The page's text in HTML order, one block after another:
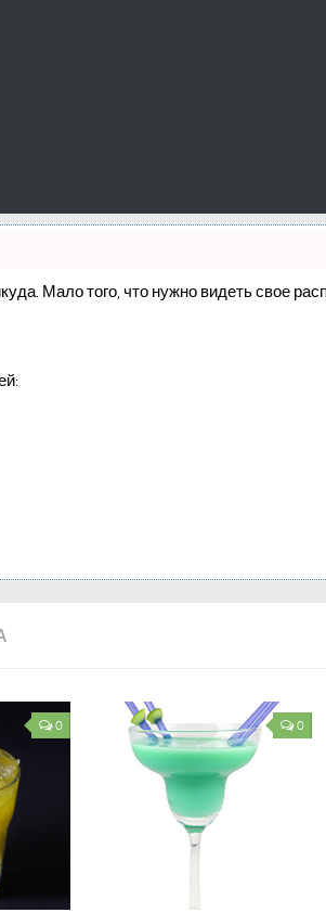
Мало того, что нужно видеть свое
0 0